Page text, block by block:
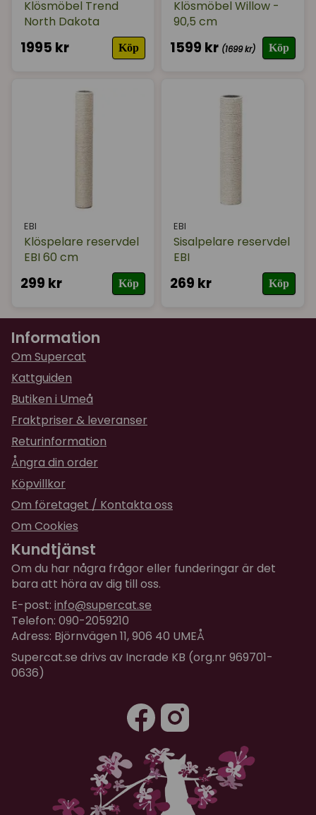
Klösmöbel Trend
North Dakota
1995 kr Köp
Klösmöbel Willow -
90,5 cm
1599 kr (1699 kr) Köp
EBI
Klöspelare reservdel
EBI 60 cm
299 kr Köp
EBI
Sisalpelare reservdel
EBI
269 kr Köp
Information
Om Supercat
Kattguiden
Butiken i Umeå
Fraktpriser & leveranser
Returinformation
Ångra din order
Köpvillkor
Om företaget / Kontakta oss
Om Cookies
Kundtjänst
Om du har några frågor eller funderingar är det
bara att höra av dig till oss.
E-post: info@supercat.se
Telefon: 090-2059210
Adress: Björnvägen 11, 906 40 UMEÅ
Supercat.se drivs av Incrade KB (org.nr 969701-
0636)